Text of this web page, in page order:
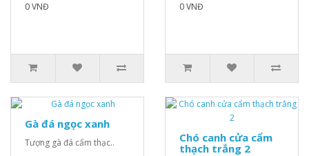
0 VNĐ
0 VNĐ
Gà đá ngọc xanh
Tượng gà đá cẩm thạc..
Chó canh cửa cẩm
thạch trắng 2